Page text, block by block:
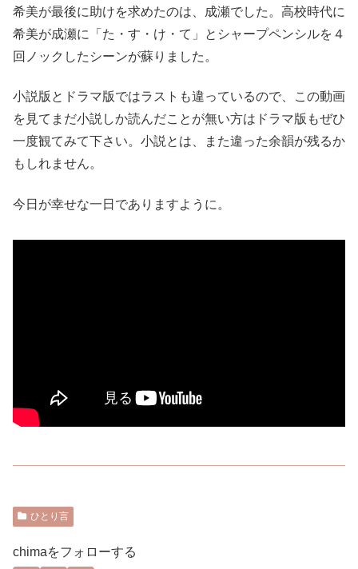
希美が最後に助けを求めたのは、成瀬でした。高校時代に
希美が成瀬に「た・す・け・て」とシャープペンシルを４
回ノックしたシーンが蘇りました。
小説版とドラマ版ではラストも違っているので、この動画
を見てまだ小説しか読んだことが無い方はドラマ版もぜひ
一度観てみて下さい。小説とは、また違った余韻が残るか
もしれません。
今日が幸せな一日でありますように。
ひとり言
chimaをフォローする